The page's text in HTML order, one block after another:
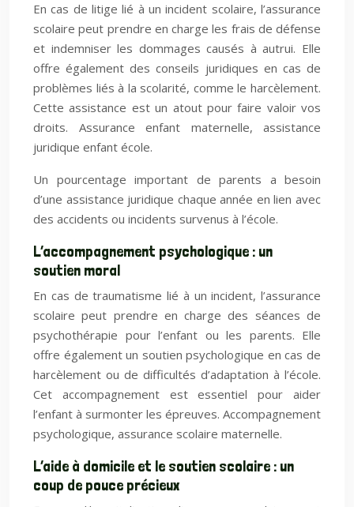
En cas de litige lié à un incident scolaire, l’assurance
scolaire peut prendre en charge les frais de défense
et indemniser les dommages causés à autrui. Elle
offre également des conseils juridiques en cas de
problèmes liés à la scolarité, comme le harcèlement.
Cette assistance est un atout pour faire valoir vos
droits. Assurance enfant maternelle, assistance
juridique enfant école.
Un pourcentage important de parents a besoin
d’une assistance juridique chaque année en lien avec
des accidents ou incidents survenus à l’école.
L’accompagnement psychologique : un
soutien moral
En cas de traumatisme lié à un incident, l’assurance
scolaire peut prendre en charge des séances de
psychothérapie pour l’enfant ou les parents. Elle
offre également un soutien psychologique en cas de
harcèlement ou de difficultés d’adaptation à l’école.
Cet accompagnement est essentiel pour aider
l’enfant à surmonter les épreuves. Accompagnement
psychologique, assurance scolaire maternelle.
L’aide à domicile et le soutien scolaire : un
coup de pouce précieux